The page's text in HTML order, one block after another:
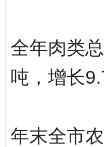
全年肉类
吨，增长
年末全市